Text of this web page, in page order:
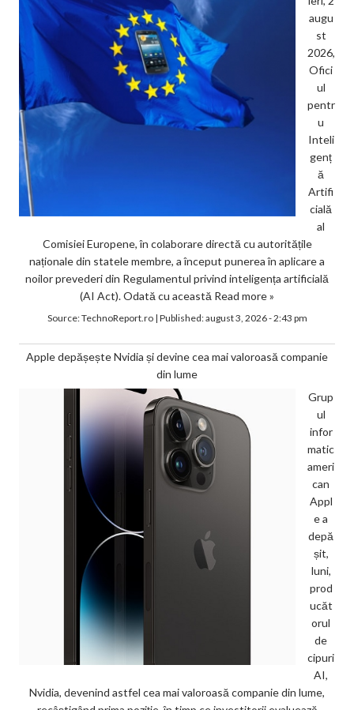
augu
st
2026,
Ofici
ul
pentr
u
Inteli
genț
ă
Artifi
cială
al
Comisiei Europene, în colaborare directă cu autoritățile
naționale din statele membre, a început punerea în aplicare a
noilor prevederi din Regulamentul privind inteligența artificială
(AI Act). Odată cu această Read more »
Source:TechnoReport.ro| Published:august 3, 2026 - 2:43 pm
Apple depășește Nvidia și devine cea mai valoroasă companie
din lume
Grup
ul
infor
matic
ameri
can
Appl
e a
depă
șit,
luni,
prod
ucăt
orul
de
cipuri
AI,
Nvidia, devenind astfel cea mai valoroasă companie din lume,